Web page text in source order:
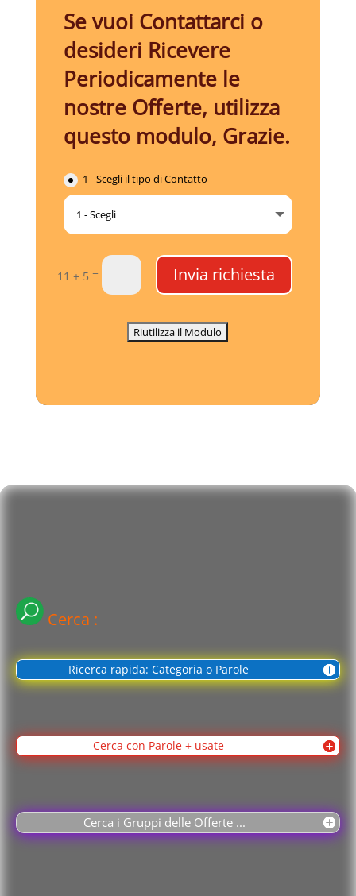
Se vuoi Contattarci o
desideri Ricevere
Periodicamente le
nostre Offerte, utilizza
questo modulo, Grazie.
1 - Scegli il tipo di Contatto
11 + 5 = Invia richiesta
Cerca :
Ricerca rapida: Categoria o Parole
Cerca con Parole + usate
Cerca i Gruppi delle Offerte ...